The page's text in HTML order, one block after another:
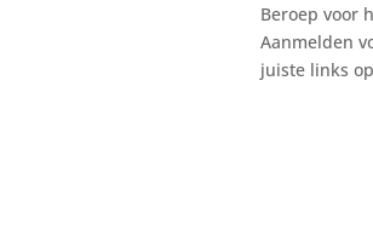
Beroep voor
Aanmelden
juiste links